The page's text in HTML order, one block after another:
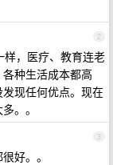
2
，医疗、教育连老
种生活成本都高
发现任何优点。现在
。。
3
好。。